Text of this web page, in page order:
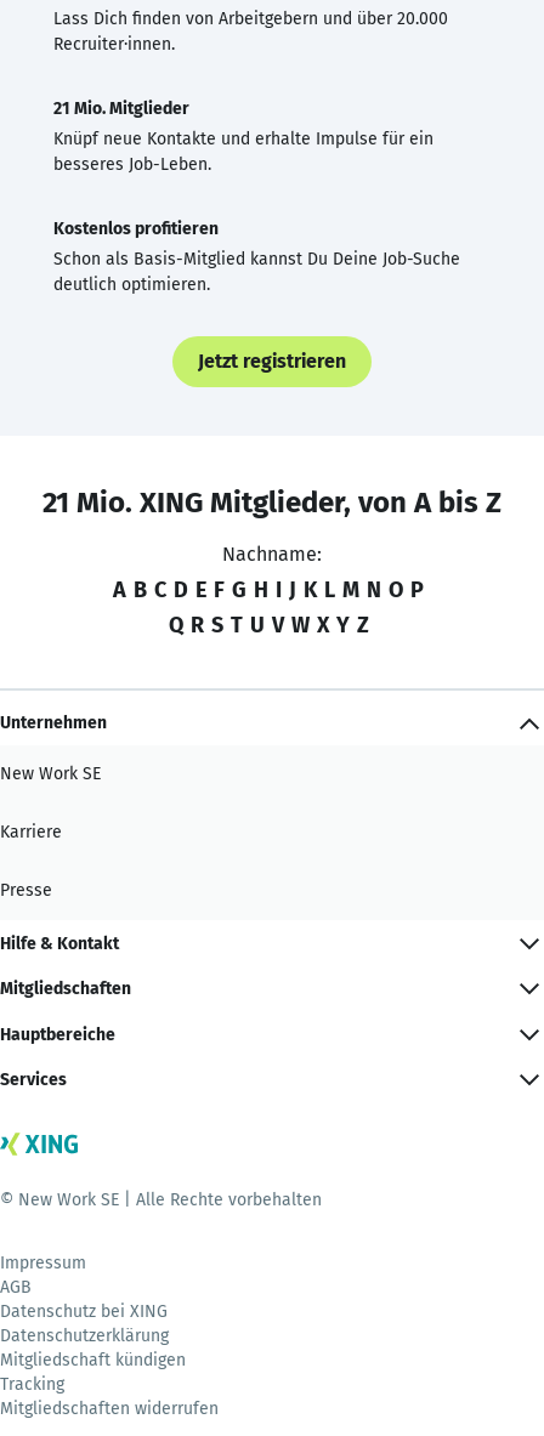
Lass Dich finden von Arbeitgebern und über 20.000
Recruiter·innen.
21 Mio. Mitglieder
Knüpf neue Kontakte und erhalte Impulse für ein
besseres Job-Leben.
Kostenlos profitieren
Schon als Basis-Mitglied kannst Du Deine Job-Suche
deutlich optimieren.
Jetzt registrieren
21 Mio. XING Mitglieder, von A bis Z
Nachname:
A B C D E F G H I J K L M N O P
Q R S T U V W X Y Z
Unternehmen
New Work SE
Karriere
Presse
Hilfe & Kontakt
Mitgliedschaften
Hauptbereiche
Services
© New Work SE | Alle Rechte vorbehalten
Impressum
AGB
Datenschutz bei XING
Datenschutzerklärung
Mitgliedschaft kündigen
Tracking
Mitgliedschaften widerrufen